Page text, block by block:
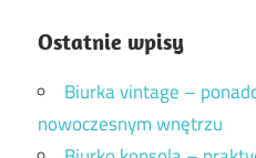
Ostatnie wpisy
Biurka vintage –
nowoczesnym wnętrzu